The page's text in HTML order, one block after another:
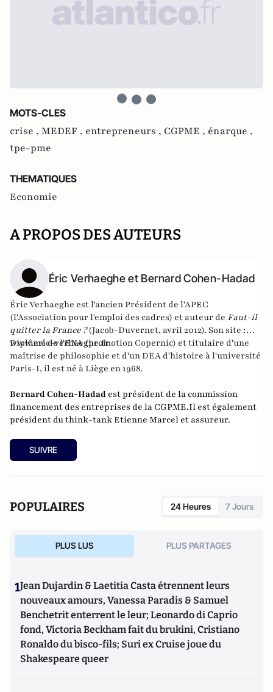
MOTS-CLES
crise , MEDEF , entrepreneurs , CGPME , énarque ,
tpe-pme
THEMATIQUES
Economie
A PROPOS DES AUTEURS
Éric Verhaeghe et Bernard Cohen-Hadad
Éric Verhaeghe est l'ancien Président de l'APEC
(l'Association pour l'emploi des cadres) et auteur de Faut-il
quitter la France ?(Jacob-Duvernet, avril 2012). Son site :
www.eric-verhaeghe.fr
Diplômé de l'ENA (promotion Copernic) et titulaire d'une
maîtrise de philosophie et d'un DEA d'histoire à l'université
Paris-I, il est né à Liège en 1968.
Bernard Cohen-Hadad estprésident de la commission
financement des entreprises de la CGPME.Il est également
président du think-tank Etienne Marcel et assureur.
SUIVRE
POPULAIRES 24 Heures 7 Jours
PLUS LUS PLUS PARTAGES
1Jean Dujardin & Laetitia Casta étrennent leurs
nouveaux amours, Vanessa Paradis & Samuel
Benchetrit enterrent le leur; Leonardo di Caprio
fond, Victoria Beckham fait du brukini, Cristiano
Ronaldo du bisco-fils; Suri ex Cruise joue du
Shakespeare queer